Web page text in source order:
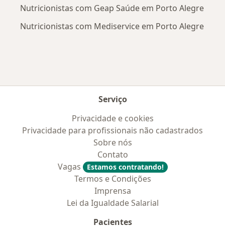
Nutricionistas com Geap Saúde em Porto Alegre
Nutricionistas com Mediservice em Porto Alegre
Serviço
Privacidade e cookies
Privacidade para profissionais não cadastrados
Sobre nós
Contato
Vagas
Estamos contratando!
Termos e Condições
Imprensa
Lei da Igualdade Salarial
Pacientes